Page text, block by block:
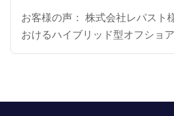
お客様の声： 株式会社レパスト
おけるハイブリッド型オフショ